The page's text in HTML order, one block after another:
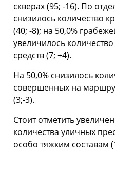
скверах (95; -16). По
снизилось количество
(40; -8); на 50,0%
увеличилось
средств (7; +4).
На 50,0% снизилось
совершенных на
(3;-3).
Стоит отметить
количества уличных
особо тяжким составам